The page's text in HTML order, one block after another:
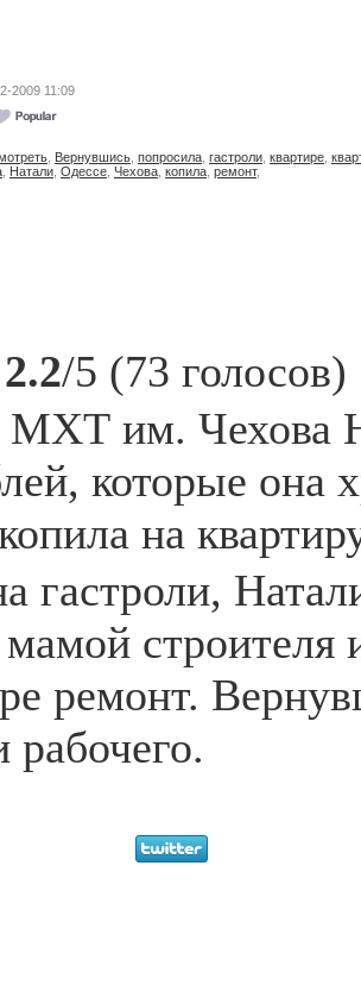
2009 11:09
Вернувшись попросила гастроли квартире
Натали Одессе Чехова копила ремонт,
2.2/5 (73 голосов)
МХТ им. Чехова
которые она
на
гастроли,
строителя
ремонт.
рабочего.